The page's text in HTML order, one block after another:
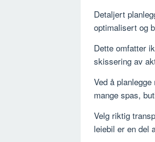
Detaljert
optimalisert og
Dette omfatter
skissering av
Ved å
mange spas,
Velg riktig
leiebil er en del